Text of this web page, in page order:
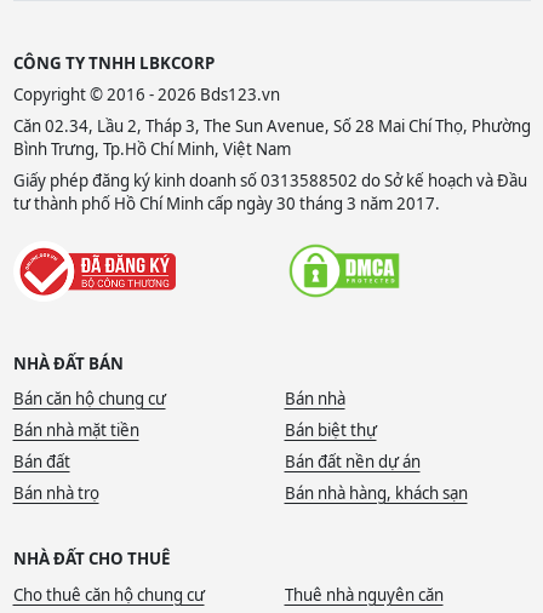
CÔNG TY TNHH LBKCORP
Copyright © 2016 - 2026 Bds123.vn
Căn 02.34, Lầu 2, Tháp 3, The Sun Avenue, Số 28 Mai Chí Thọ, Phường
Bình Trưng, Tp.Hồ Chí Minh, Việt Nam
Giấy phép đăng ký kinh doanh số 0313588502 do Sở kế hoạch và Đầu
tư thành phố Hồ Chí Minh cấp ngày 30 tháng 3 năm 2017.
NHÀ ĐẤT BÁN
Bán căn hộ chung cư
Bán nhà
Bán nhà mặt tiền
Bán biệt thự
Bán đất
Bán đất nền dự án
Bán nhà trọ
Bán nhà hàng, khách sạn
NHÀ ĐẤT CHO THUÊ
Cho thuê căn hộ chung cư
Thuê nhà nguyên căn